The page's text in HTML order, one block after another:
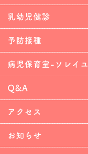
乳幼児健診
予防接種
病児保育室-ソレイユ
Q&A
アクセス
お知らせ